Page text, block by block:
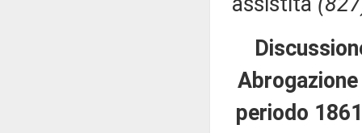
periodo